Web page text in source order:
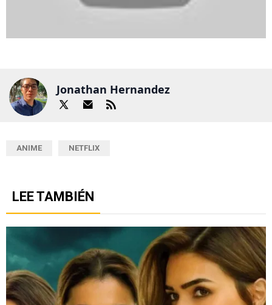
Jonathan Hernandez
ANIME NETFLIX
LEE TAMBIÉN